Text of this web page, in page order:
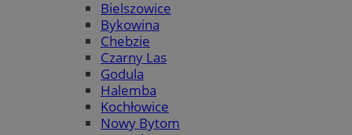
Bielszowice
Bykowina
Chebzie
Czarny Las
Godula
Halemba
Kochłowice
Nowy Bytom